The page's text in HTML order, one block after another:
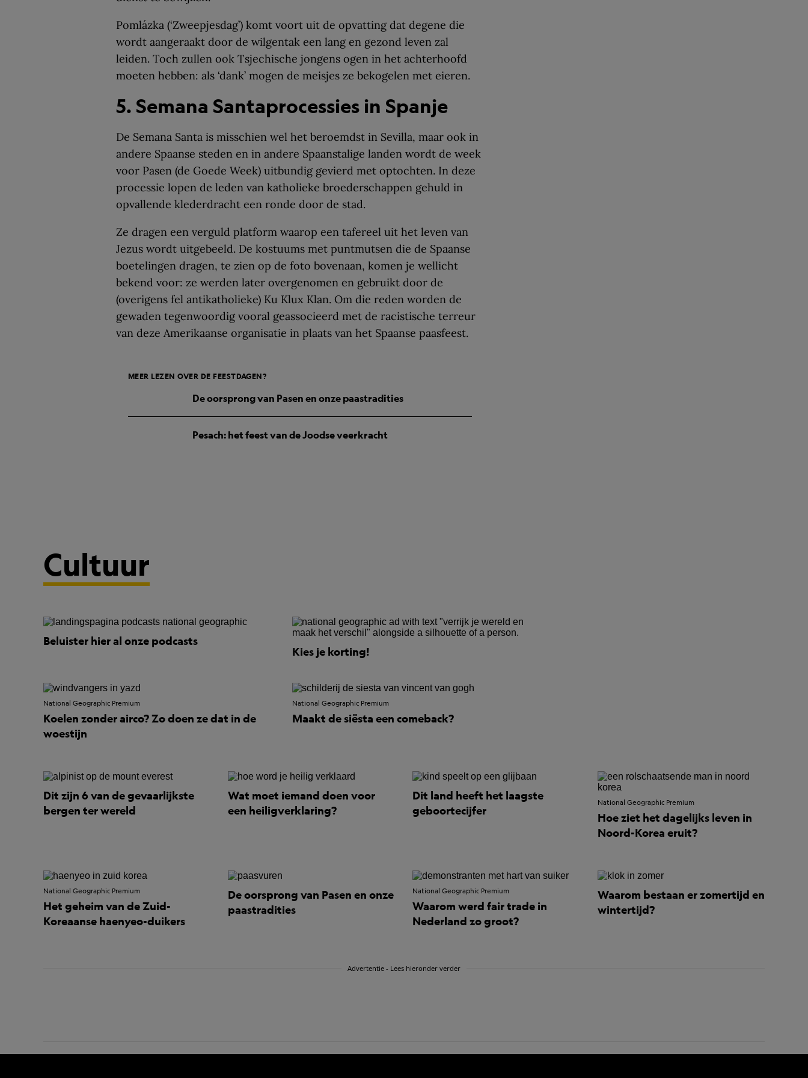
Pomlázka (‘Zweepjesdag’) komt voort uit de opvatting dat degene die
wordt aangeraakt door de wilgentak een lang en gezond leven zal
leiden. Toch zullen ook Tsjechische jongens ogen in het achterhoofd
moeten hebben: als ‘dank’ mogen de meisjes ze bekogelen met eieren.
5. Semana Santaprocessies in Spanje
De Semana Santa is misschien wel het beroemdst in Sevilla, maar ook in
andere Spaanse steden en in andere Spaanstalige landen wordt de week
voor Pasen (de Goede Week) uitbundig gevierd met optochten. In deze
processie lopen de leden van katholieke broederschappen gehuld in
opvallende klederdracht een ronde door de stad.
Ze dragen een verguld platform waarop een tafereel uit het leven van
Jezus wordt uitgebeeld. De kostuums met puntmutsen die de Spaanse
boetelingen dragen, te zien op de foto bovenaan, komen je wellicht
bekend voor: ze werden later overgenomen en gebruikt door de
(overigens fel antikatholieke) Ku Klux Klan. Om die reden worden de
gewaden tegenwoordig vooral geassocieerd met de racistische terreur
van deze Amerikaanse organisatie in plaats van het Spaanse paasfeest.
MEER LEZEN OVER DE FEESTDAGEN?
De oorsprong van Pasen en onze paastradities
Pesach: het feest van de Joodse veerkracht
Cultuur
Beluister hier al onze podcasts
Kies je korting!
National Geographic Premium
Koelen zonder airco? Zo doen ze dat in de
woestijn
National Geographic Premium
Maakt de siësta een comeback?
Dit zijn 6 van de gevaarlijkste
bergen ter wereld
Wat moet iemand doen voor
een heiligverklaring?
Dit land heeft het laagste
geboortecijfer
National Geographic Premium
Hoe ziet het dagelijks leven in
Noord-Korea eruit?
National Geographic Premium
Het geheim van de Zuid-
Koreaanse haenyeo-duikers
De oorsprong van Pasen en onze
paastradities
National Geographic Premium
Waarom werd fair trade in
Nederland zo groot?
Waarom bestaan er zomertijd en
wintertijd?
Advertentie - Lees hieronder verder